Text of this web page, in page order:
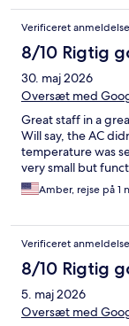
Verificeret anmeldelse
8/10 Rigtig
30. maj 2026
Oversæt med
Great staff in a
Will say, the AC
temperature was
very small but
Amber, rejse på 1
Verificeret anmeldelse
8/10 Rigtig
5. maj 2026
Oversæt med